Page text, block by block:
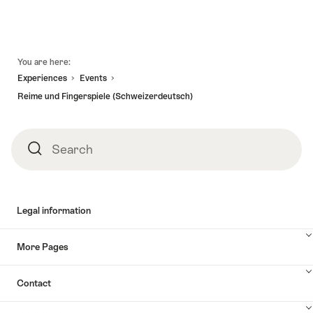
You are here:
Experiences
Events
Reime und Fingerspiele (Schweizerdeutsch)
SearchSearch
Legal information
More Pages
Contact